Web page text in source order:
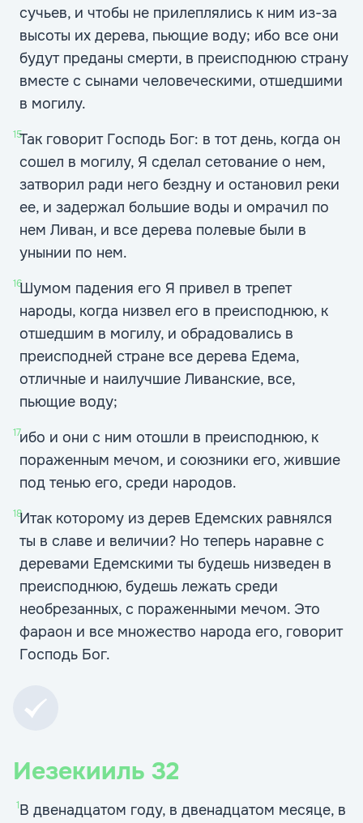
сучьев, и чтобы не прилеплялись к ним из-за
высоты их дерева, пьющие воду; ибо все они
будут преданы смерти, в преисподнюю страну
вместе с сынами человеческими, отшедшими
в могилу.
15Так говорит Господь Бог: в тот день, когда он
сошел в могилу, Я сделал сетование о нем,
затворил ради него бездну и остановил реки
ее, и задержал большие воды и омрачил по
нем Ливан, и все дерева полевые были в
унынии по нем.
16Шумом падения его Я привел в трепет
народы, когда низвел его в преисподнюю, к
отшедшим в могилу, и обрадовались в
преисподней стране все дерева Едема,
отличные и наилучшие Ливанские, все,
пьющие воду;
17ибо и они с ним отошли в преисподнюю, к
пораженным мечом, и союзники его, жившие
под тенью его, среди народов.
18Итак которому из дерев Едемских равнялся
ты в славе и величии? Но теперь наравне с
деревами Едемскими ты будешь низведен в
преисподнюю, будешь лежать среди
необрезанных, с пораженными мечом. Это
фараон и все множество народа его, говорит
Господь Бог.
Иезекииль 32
1В двенадцатом году, в двенадцатом месяце, в